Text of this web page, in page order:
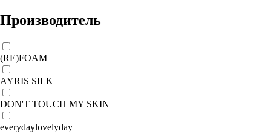
Производитель
(RE)FOAM
AYRIS SILK
DON'T TOUCH MY SKIN
everydaylovelyday